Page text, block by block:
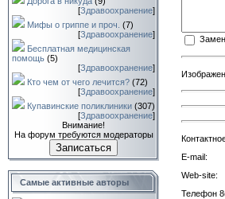
[Здравоохранение]
Мифы о гриппе и проч. (7)
[Здравоохранение]
Бесплатная медицинская
помощь (5)
[Здравоохранение]
Кто чем от чего лечится? (72)
[Здравоохранение]
Купавинские поликлиники (307)
[Здравоохранение]
Внимание!
На форум требуются модераторы
Записаться
Самые активные авторы
E-mail:
Web-site:
Телефон